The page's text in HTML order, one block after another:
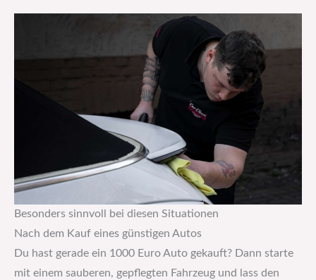
Besonders sinnvoll bei diesen Situationen
Nach dem Kauf eines günstigen Autos
Du hast gerade ein 1000 Euro Auto gekauft? Dann starte
mit einem sauberen, gepflegten Fahrzeug und lass den